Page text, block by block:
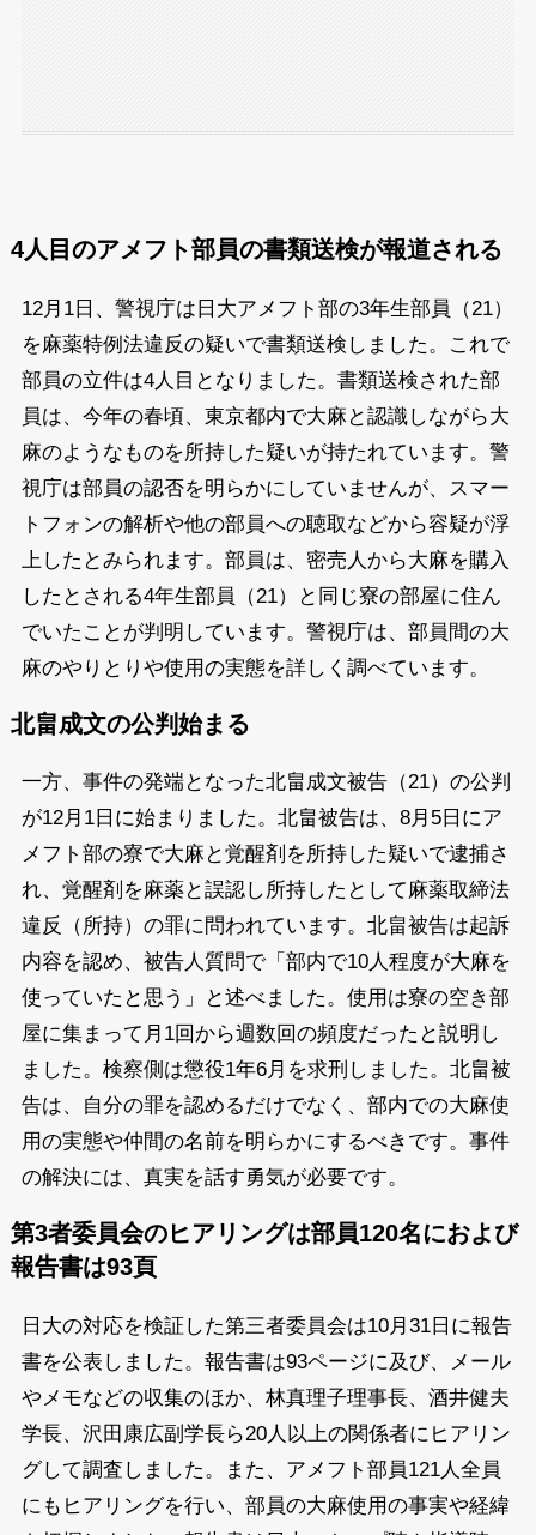
4人目のアメフト部員の書類送検が報道される
12月1日、警視庁は日大アメフト部の3年生部員（21）
を麻薬特例法違反の疑いで書類送検しました。これで
部員の立件は4人目となりました。書類送検された部
員は、今年の春頃、東京都内で大麻と認識しながら大
麻のようなものを所持した疑いが持たれています。警
視庁は部員の認否を明らかにしていませんが、スマー
トフォンの解析や他の部員への聴取などから容疑が浮
上したとみられます。部員は、密売人から大麻を購入
したとされる4年生部員（21）と同じ寮の部屋に住ん
でいたことが判明しています。警視庁は、部員間の大
麻のやりとりや使用の実態を詳しく調べています。
北畠成文の公判始まる
一方、事件の発端となった北畠成文被告（21）の公判
が12月1日に始まりました。北畠被告は、8月5日にア
メフト部の寮で大麻と覚醒剤を所持した疑いで逮捕さ
れ、覚醒剤を麻薬と誤認し所持したとして麻薬取締法
違反（所持）の罪に問われています。北畠被告は起訴
内容を認め、被告人質問で「部内で10人程度が大麻を
使っていたと思う」と述べました。使用は寮の空き部
屋に集まって月1回から週数回の頻度だったと説明し
ました。検察側は懲役1年6月を求刑しました。北畠被
告は、自分の罪を認めるだけでなく、部内での大麻使
用の実態や仲間の名前を明らかにするべきです。事件
の解決には、真実を話す勇気が必要です。
第3者委員会のヒアリングは部員120名におよび
報告書は93頁
日大の対応を検証した第三者委員会は10月31日に報告
書を公表しました。報告書は93ページに及び、メール
やメモなどの収集のほか、林真理子理事長、酒井健夫
学長、沢田康広副学長ら20人以上の関係者にヒアリン
グして調査しました。また、アメフト部員121人全員
にもヒアリングを行い、部員の大麻使用の事実や経緯